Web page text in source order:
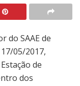
do SAAE de
05/2017,
de
dos